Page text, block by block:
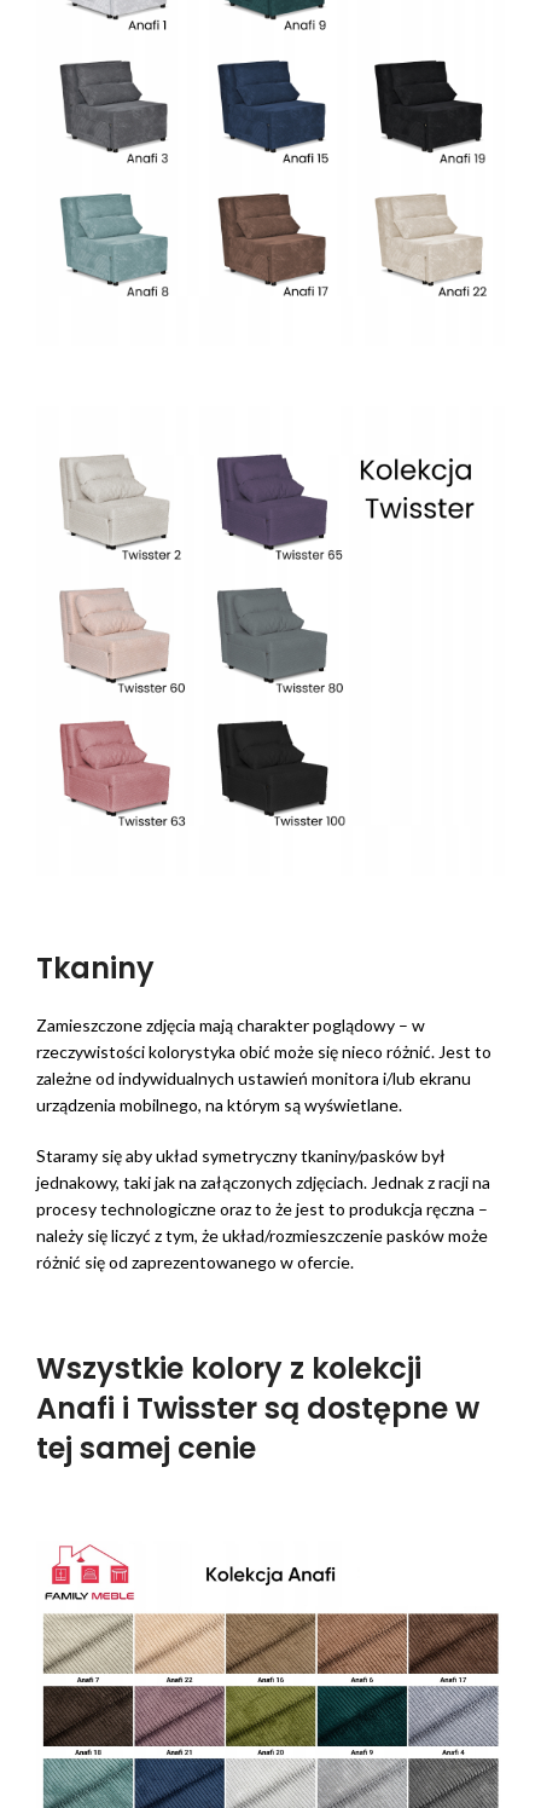
Tkaniny
Zamieszczone zdjęcia mają charakter poglądowy – w
rzeczywistości kolorystyka obić może się nieco różnić. Jest to
zależne od indywidualnych ustawień monitora i/lub ekranu
urządzenia mobilnego, na którym są wyświetlane.
Staramy się aby układ symetryczny tkaniny/pasków był
jednakowy, taki jak na załączonych zdjęciach. Jednak z racji na
procesy technologiczne oraz to że jest to produkcja ręczna –
należy się liczyć z tym, że układ/rozmieszczenie pasków może
różnić się od zaprezentowanego w ofercie.
Wszystkie kolory z kolekcji
Anafi i Twisster są dostępne w
tej samej cenie